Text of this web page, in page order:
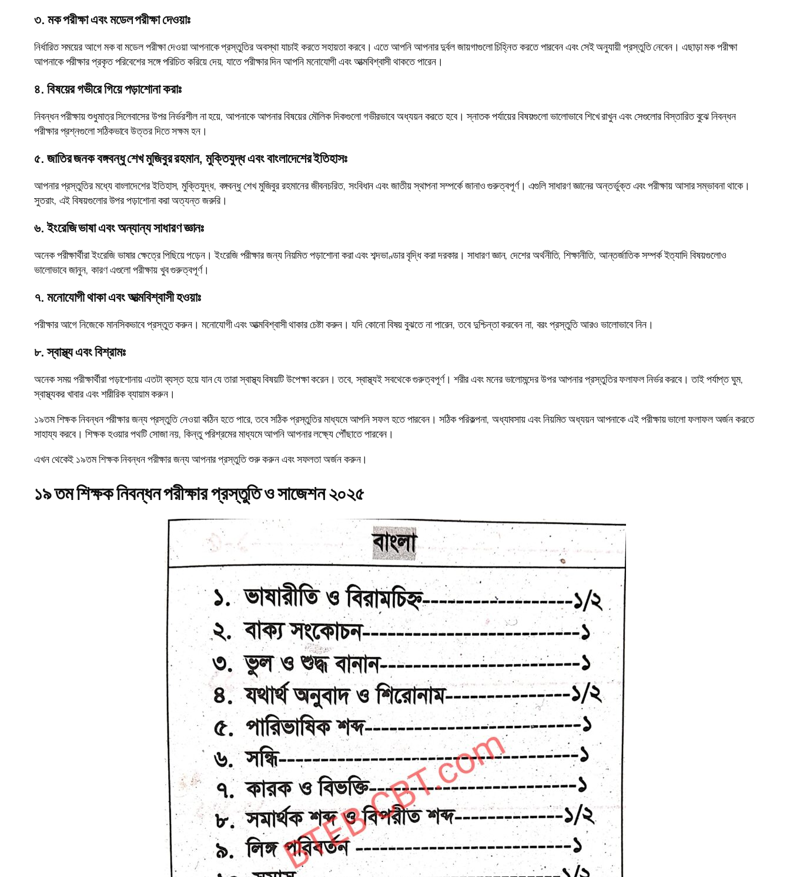
৩. মক পরীক্ষা এবং মডেল পরীক্ষা দেওয়াঃ
নির্ধারিত সময়ের আগে মক বা মডেল পরীক্ষা দেওয়া আপনাকে প্রস্তুতির অবস্থা যাচাই করতে সহায়তা করবে। এতে আপনি আপনার দুর্বল জায়গাগুলো চিহ্নিত করতে পারবেন এবং সেই অনুযায়ী প্রস্তুতি নেবেন। এছাড়া মক পরীক্ষা
আপনাকে পরীক্ষার প্রকৃত পরিবেশের সঙ্গে পরিচিত করিয়ে দেয়, যাতে পরীক্ষার দিন আপনি মনোযোগী এবং আত্মবিশ্বাসী থাকতে পারেন।
৪. বিষয়ের গভীরে গিয়ে পড়াশোনা করাঃ
নিবন্ধন পরীক্ষায় শুধুমাত্র সিলেবাসের উপর নির্ভরশীল না হয়ে, আপনাকে আপনার বিষয়ের মৌলিক দিকগুলো গভীরভাবে অধ্যয়ন করতে হবে। স্নাতক পর্যায়ের বিষয়গুলো ভালোভাবে শিখে রাখুন এবং সেগুলোর বিস্তারিত বুঝে নিবন্ধন
পরীক্ষার প্রশ্নগুলো সঠিকভাবে উত্তর দিতে সক্ষম হন।
৫. জাতির জনক বঙ্গবন্ধু শেখ মুজিবুর রহমান, মুক্তিযুদ্ধ এবং বাংলাদেশের ইতিহাসঃ
আপনার প্রস্তুতির মধ্যে বাংলাদেশের ইতিহাস, মুক্তিযুদ্ধ, বঙ্গবন্ধু শেখ মুজিবুর রহমানের জীবনচরিত, সংবিধান এবং জাতীয় স্থাপনা সম্পর্কে জানাও গুরুত্বপূর্ণ। এগুলি সাধারণ জ্ঞানের অন্তর্ভুক্ত এবং পরীক্ষায় আসার সম্ভাবনা থাকে।
সুতরাং, এই বিষয়গুলোর উপর পড়াশোনা করা অত্যন্ত জরুরি।
৬. ইংরেজি ভাষা এবং অন্যান্য সাধারণ জ্ঞানঃ
অনেক পরীক্ষার্থীরা ইংরেজি ভাষার ক্ষেত্রে পিছিয়ে পড়েন। ইংরেজি পরীক্ষার জন্য নিয়মিত পড়াশোনা করা এবং শব্দভাণ্ডার বৃদ্ধি করা দরকার। সাধারণ জ্ঞান, দেশের অর্থনীতি, শিক্ষানীতি, আন্তর্জাতিক সম্পর্ক ইত্যাদি বিষয়গুলোও
ভালোভাবে জানুন, কারণ এগুলো পরীক্ষায় খুব গুরুত্বপূর্ণ।
৭. মনোযোগী থাকা এবং আত্মবিশ্বাসী হওয়াঃ
পরীক্ষার আগে নিজেকে মানসিকভাবে প্রস্তুত করুন। মনোযোগী এবং আত্মবিশ্বাসী থাকার চেষ্টা করুন। যদি কোনো বিষয় বুঝতে না পারেন, তবে দুশ্চিন্তা করবেন না, বরং প্রস্তুতি আরও ভালোভাবে নিন।
৮. স্বাস্থ্য এবং বিশ্রামঃ
অনেক সময় পরীক্ষার্থীরা পড়াশোনায় এতটা ব্যস্ত হয়ে যান যে তারা স্বাস্থ্য বিষয়টি উপেক্ষা করেন। তবে, স্বাস্থ্যই সবথেকে গুরুত্বপূর্ণ। শরীর এবং মনের ভালোমন্দের উপর আপনার প্রস্তুতির ফলাফল নির্ভর করবে। তাই পর্যাপ্ত ঘুম,
স্বাস্থ্যকর খাবার এবং শারীরিক ব্যায়াম করুন।
১৯তম শিক্ষক নিবন্ধন পরীক্ষার জন্য প্রস্তুতি নেওয়া কঠিন হতে পারে, তবে সঠিক প্রস্তুতির মাধ্যমে আপনি সফল হতে পারবেন। সঠিক পরিকল্পনা, অধ্যাবসায় এবং নিয়মিত অধ্যয়ন আপনাকে এই পরীক্ষায় ভালো ফলাফল অর্জন করতে
সাহায্য করবে। শিক্ষক হওয়ার পথটি সোজা নয়, কিন্তু পরিশ্রমের মাধ্যমে আপনি আপনার লক্ষ্যে পৌঁছাতে পারবেন।
এখন থেকেই ১৯তম শিক্ষক নিবন্ধন পরীক্ষার জন্য আপনার প্রস্তুতি শুরু করুন এবং সফলতা অর্জন করুন।
১৯ তম শিক্ষক নিবন্ধন পরীক্ষার প্রস্তুতি ও সাজেশন ২০২৫